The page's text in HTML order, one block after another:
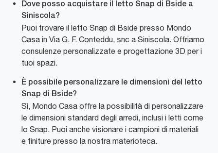
Dove posso acquistare il letto Snap di Bside a
Siniscola?
Puoi trovare il letto Snap di Bside presso Mondo
Casa in Via G. F. Conteddu, snc a Siniscola. Offriamo
consulenze personalizzate e progettazione 3D per i
tuoi spazi.
È possibile personalizzare le dimensioni del letto
Snap di Bside?
Sì, Mondo Casa offre la possibilità di personalizzare
le dimensioni standard degli arredi, inclusi i letti come
lo Snap. Puoi anche visionare i campioni di materiali
e finiture presso la nostra materioteca.